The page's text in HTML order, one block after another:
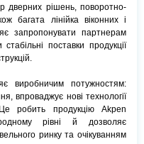
дверних рішень, поворотно-
багата лінійка віконних і
запропонувати партнерам
поставки продукції
виробничим потужностям:
впроваджує нові технології
робить продукцію Akpen
рівні й дозволяє
ринку та очікуванням